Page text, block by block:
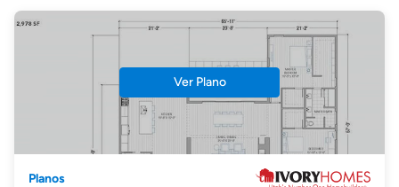
Ver Plano
Planos